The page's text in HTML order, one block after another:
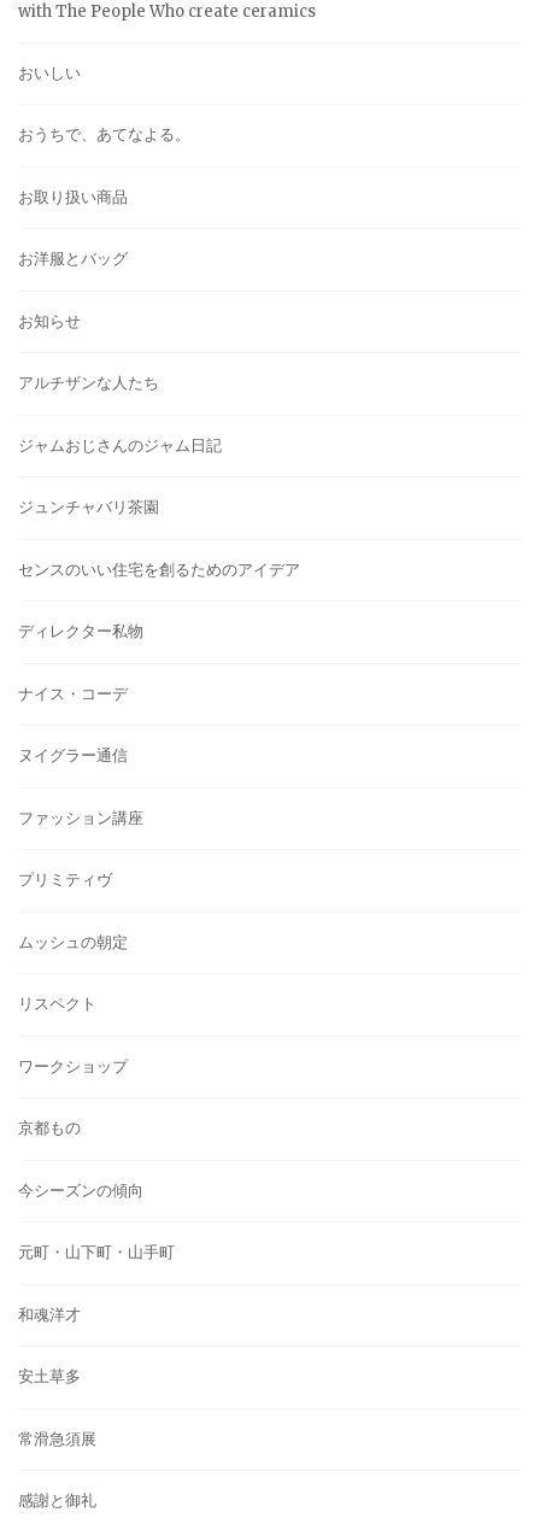
with The People Who create ceramics
おいしい
おうちで、あてなよる。
お取り扱い商品
お洋服とバッグ
お知らせ
アルチザンな人たち
ジャムおじさんのジャム日記
ジュンチャバリ茶園
センスのいい住宅を創るためのアイデア
ディレクター私物
ナイス・コーデ
ヌイグラー通信
ファッション講座
プリミティヴ
ムッシュの朝定
リスペクト
ワークショップ
京都もの
今シーズンの傾向
元町・山下町・山手町
和魂洋才
安土草多
常滑急須展
感謝と御礼